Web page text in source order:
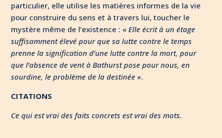
particulier, elle utilise les matières informes de la vie
pour construire du sens et à travers lui, toucher le
mystère même de l’existence : «Elle écrit à un étage
suffisamment élevé pour que sa lutte contre le temps
prenne la signification d’une lutte contre la mort, pour
que l’absence de vent à Bathurst pose pour nous, en
sourdine, le problème de la destinée ».
CITATIONS
Ce qui est vrai des faits concrets est vrai des mots.